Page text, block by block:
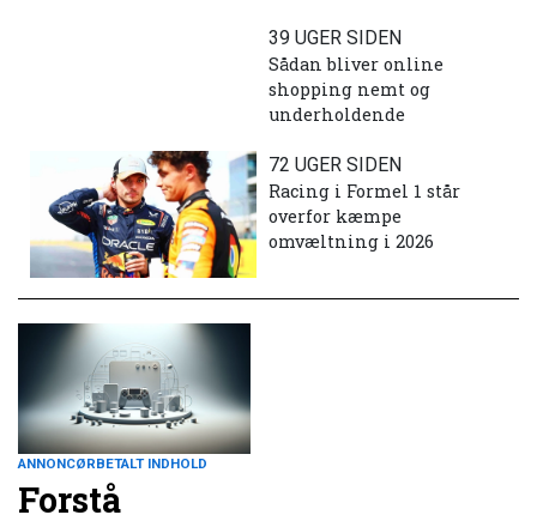
39 UGER SIDEN
Sådan bliver online
shopping nemt og
underholdende
72 UGER SIDEN
Racing i Formel 1 står
overfor kæmpe
omvæltning i 2026
ANNONCØRBETALT INDHOLD
Forstå